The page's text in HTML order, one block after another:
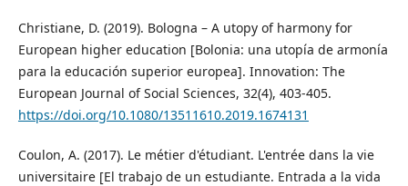
Christiane, D. (2019). Bologna – A utopy of harmony for
European higher education [Bolonia: una utopía de armonía
para la educación superior europea]. Innovation: The
European Journal of Social Sciences, 32(4), 403-405.
https://doi.org/10.1080/13511610.2019.1674131
Coulon, A. (2017). Le métier d'étudiant. L'entrée dans la vie
universitaire [El trabajo de un estudiante. Entrada a la vida